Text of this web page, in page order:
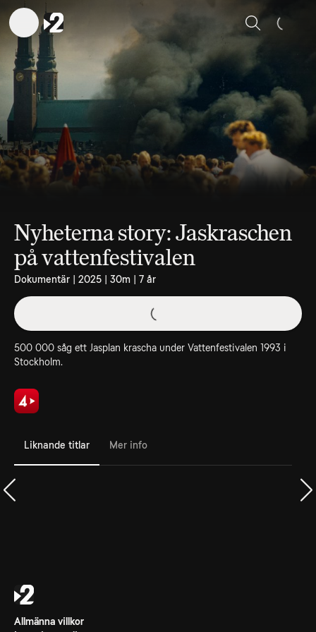
Sök
Nyheterna story: Jaskraschen
på vattenfestivalen
Dokumentär | 2025 | 30m | 7 år
500 000 såg ett Jasplan krascha under Vattenfestivalen 1993 i
Stockholm.
Liknande titlar Mer info
Allmänna villkor